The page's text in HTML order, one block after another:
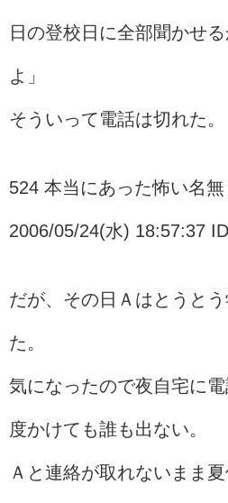
日の登校日に全部聞かせ
よ」
そういって電話は切れた。
524 本当にあった怖い名
2006/05/24(水) 18:57:37
だが、その日Ａはとうと
た。
気になったので夜自宅に
度かけても誰も出ない。
Ａと連絡が取れないまま